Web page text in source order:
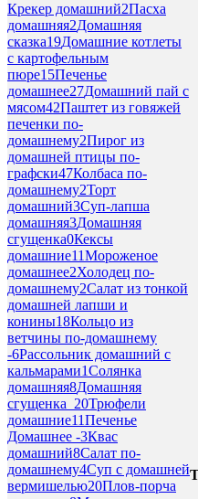
Крекер домашний2Пасха
домашняя2Домашняя
сказка19Домашние котлеты
с картофельным
пюре15Печенье
домашнее27Домашний пай с
мясом42Паштет из говяжей
печенки по-
домашнему2Пирог из
домашней птицы по-
графски47Колбаса по-
домашнему2Торт
домашний3Суп-лапша
домашняя3Домашняя
сгущенка0Кексы
домашние11Мороженое
домашнее2Холодец по-
домашнему2Салат из тонкой
домашней лапши и
конины18Кольцо из
ветчины по-домашнему
-6Рассольник домашний с
кальмарами1Солянка
домашняя8Домашняя
сгущенка_20Трюфели
домашние11Печенье
Домашнее -3Квас
домашний8Салат по-
домашнему4Суп с домашней
вермишелью20Плов-порча